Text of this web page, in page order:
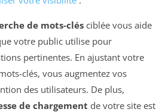
de mots-clés ciblée vous aide
votre public utilise pour
pertinentes. En ajustant votre
clés, vous augmentez vos
des utilisateurs. De plus,
de chargement de votre site est